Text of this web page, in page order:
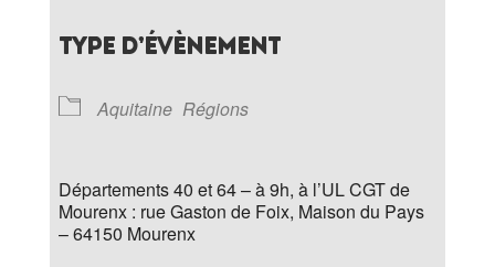
TYPE D’ÉVÈNEMENT
Aquitaine Régions
Départements 40 et 64 – à 9h, à l’UL CGT de
Mourenx : rue Gaston de Foix, Maison du Pays
– 64150 Mourenx